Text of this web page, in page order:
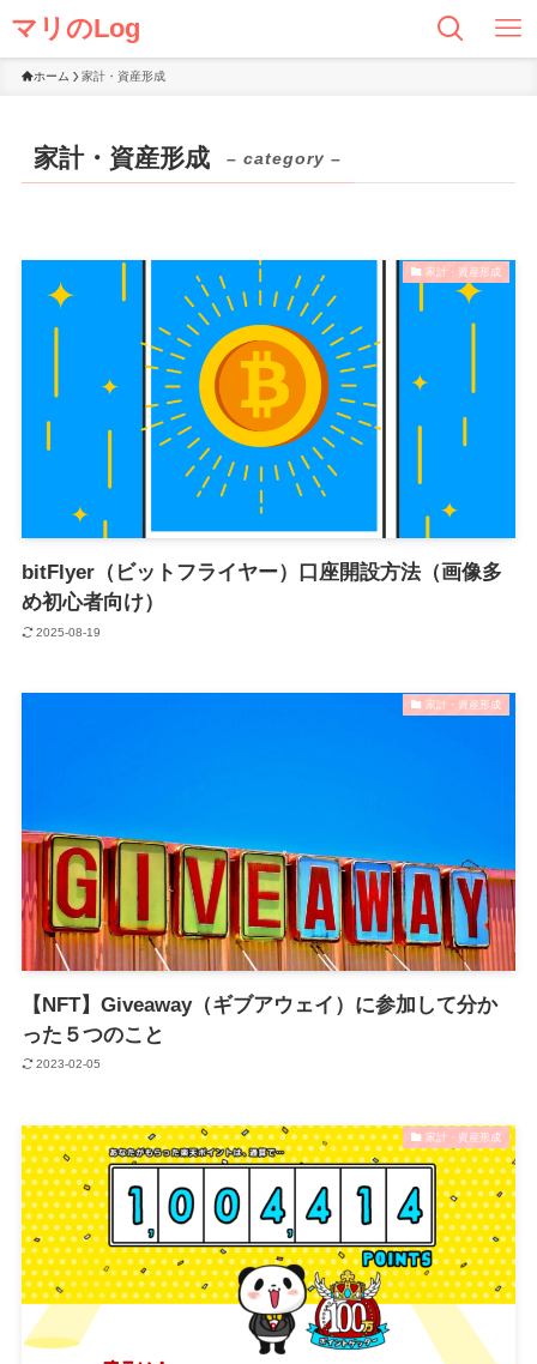
マリのLog
ホーム 家計・資産形成
家計・資産形成 – category –
家計・資産形成
bitFlyer（ビットフライヤー）口座開設方法（画像多
め初心者向け）
2025-08-19
家計・資産形成
【NFT】Giveaway（ギブアウェイ）に参加して分か
った５つのこと
2023-02-05
家計・資産形成